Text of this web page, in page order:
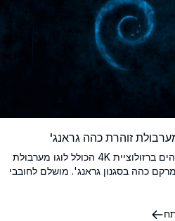
זוהרת כהה גראנג'
טפט דביאן לינוקס מדהים ברזולוציית 4K הכולל לוגו מערבולת
כהה בסגנון גראנג'. מושלם לחובבי